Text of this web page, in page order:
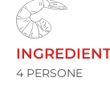
4 PERSONE